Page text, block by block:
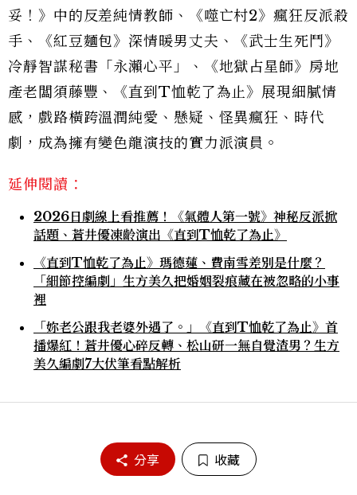
妥！》中的反差純情教師、《噬亡村2》瘋狂反派殺
手、《紅豆麵包》深情暖男丈夫、《武士生死鬥》
冷靜智謀秘書「永瀨心平」、《地獄占星師》房地
產老闆須藤豐、《直到T恤乾了為止》展現細膩情
感，戲路橫跨溫潤純愛、懸疑、怪異瘋狂、時代
劇，成為擁有變色龍演技的實力派演員。
延伸閱讀：
2026日劇線上看推薦！《氣體人第一號》神秘反派掀
話題、蒼井優凍齡演出《直到T恤乾了為止》
《直到T恤乾了為止》瑪德蓮、費南雪差別是什麼？
「細節控編劇」生方美久把婚姻裂痕藏在被忽略的小事
裡
「妳老公跟我老婆外遇了。」《直到T恤乾了為止》首
播爆紅！蒼井優心碎反轉、松山研一無自覺渣男？生方
美久編劇7大伏筆看點解析
分享 收藏